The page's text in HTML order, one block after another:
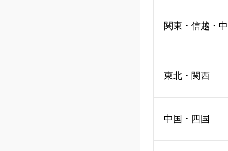
関東・信越・
東北・関西
中国・四国